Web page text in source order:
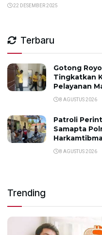
22 DESEMBER 2025
Terbaru
Gotong
Tingkatkan
Pelayanan
8 AGUSTUS 2026
Patroli
Samapta
8 AGUSTUS 2026
Trending